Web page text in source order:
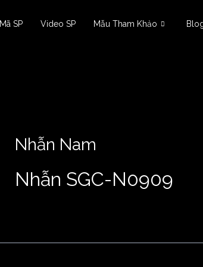
Mã SP Video SP Mẫu Tham Khảo
Nhẫn Nam
Nhẫn SGC-N0909